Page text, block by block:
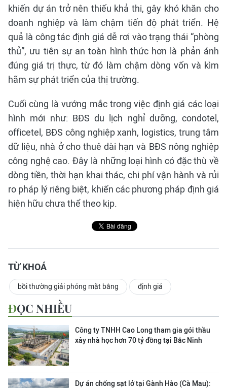
khiến dự án trở nên thiếu khả thi, gây khó khăn cho
doanh nghiệp và làm chậm tiến độ phát triển. Hệ
quả là công tác định giá dễ rơi vào trạng thái “phòng
thủ”, ưu tiên sự an toàn hình thức hơn là phản ánh
đúng giá trị thực, từ đó làm chậm dòng vốn và kìm
hãm sự phát triển của thị trường.
Cuối cùng là vướng mắc trong việc định giá các loại
hình mới như: BĐS du lịch nghỉ dưỡng, condotel,
officetel, BĐS công nghiệp xanh, logistics, trung tâm
dữ liệu, nhà ở cho thuê dài hạn và BĐS nông nghiệp
công nghệ cao. Đây là những loại hình có đặc thù về
dòng tiền, thời hạn khai thác, chi phí vận hành và rủi
ro pháp lý riêng biệt, khiến các phương pháp định giá
hiện hữu chưa thể theo kịp.
TỪ KHOÁ
bồi thường giải phóng mặt bằng định giá
ĐỌC NHIỀU
Công ty TNHH Cao Long tham gia gói thầu
xây nhà học hơn 70 tỷ đồng tại Bắc Ninh
Dự án chống sạt lở tại Gành Hào (Cà Mau):